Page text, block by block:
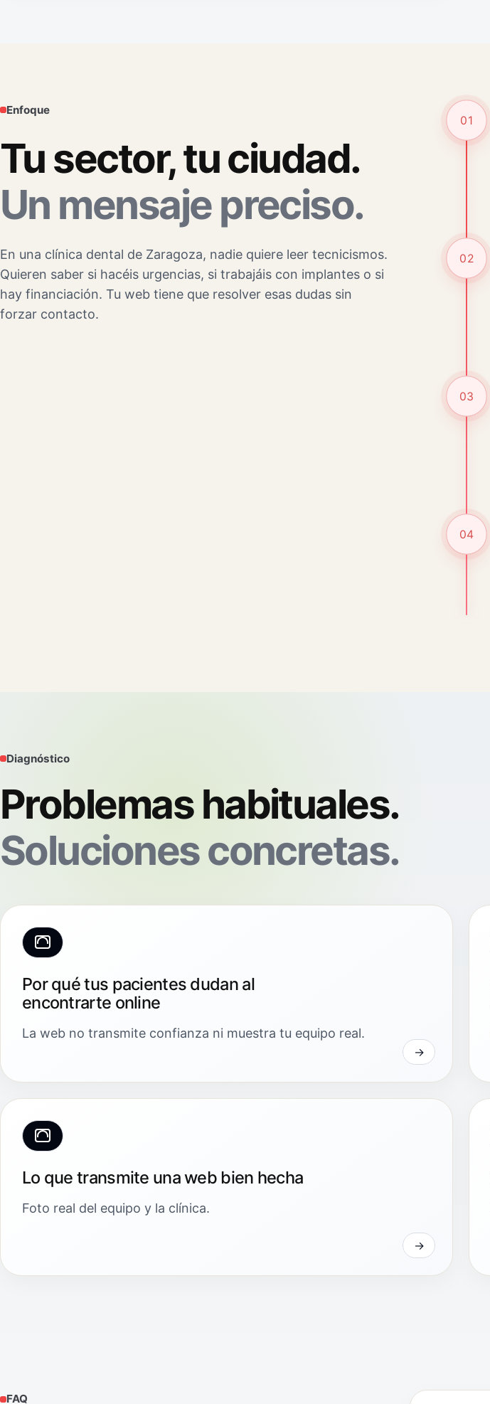
Enfoque
Tu sector, tu ciudad.
Un mensaje preciso.
En una clínica dental de Zaragoza, nadie quiere leer tecnicismos.
Quieren saber si hacéis urgencias, si trabajáis con implantes o si
hay financiación. Tu web tiene que resolver esas dudas sin
forzar contacto.
01
02
03
04
Diagnóstico
Problemas habituales.
Soluciones concretas.
Por qué tus pacientes dudan al
encontrarte online
La web no transmite confianza ni muestra tu equipo real.
Lo que transmite una web bien hecha
Foto real del equipo y la clínica.
FAQ